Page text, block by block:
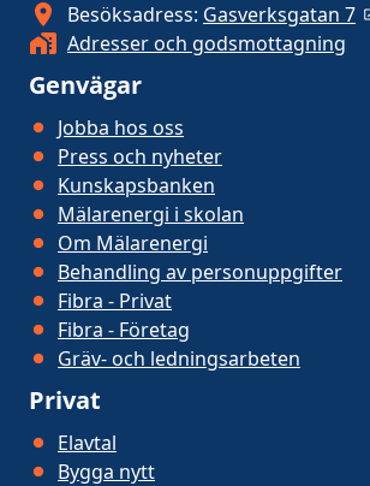
Besöksadress: Gasverksgatan 7
Adresser och godsmottagning
Genvägar
Jobba hos oss
Press och nyheter
Kunskapsbanken
Mälarenergi i skolan
Om Mälarenergi
Behandling av personuppgifter
Fibra - Privat
Fibra - Företag
Gräv- och ledningsarbeten
Privat
Elavtal
Bygga nytt